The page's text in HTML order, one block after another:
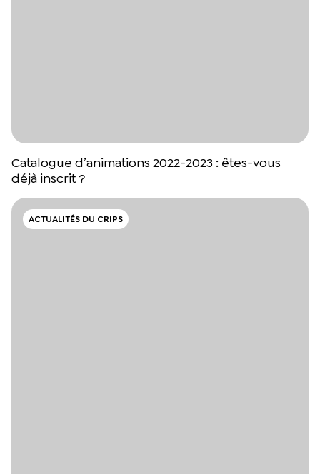
Catalogue d’animations 2022-2023 : êtes-vous
déjà inscrit ?
ACTUALITÉS DU CRIPS